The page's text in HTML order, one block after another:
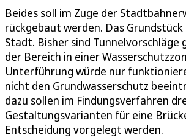
Beides soll im Zuge der
rückgebaut werden. Das
Stadt. Bisher sind Tunnelvorschläge
der Bereich in einer
Unterführung würde nur
nicht den Grundwasserschutz
dazu sollen im Findungsverfahren
Gestaltungsvarianten für eine
Entscheidung vorgelegt werden.